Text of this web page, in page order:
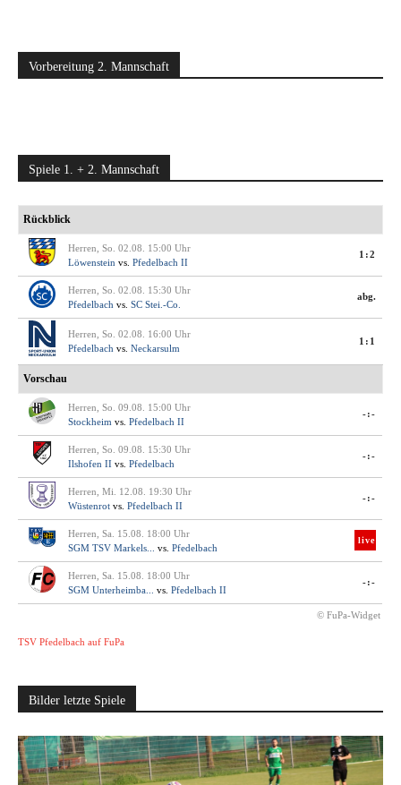
Vorbereitung 2. Mannschaft
Spiele 1. + 2. Mannschaft
Rückblick
Herren, So. 02.08. 15:00 Uhr
Löwenstein vs. Pfedelbach II
1:2
Herren, So. 02.08. 15:30 Uhr
Pfedelbach vs. SC Stei.-Co.
abg.
Herren, So. 02.08. 16:00 Uhr
Pfedelbach vs. Neckarsulm
1:1
Vorschau
Herren, So. 09.08. 15:00 Uhr
Stockheim vs. Pfedelbach II
-:-
Herren, So. 09.08. 15:30 Uhr
Ilshofen II vs. Pfedelbach
-:-
Herren, Mi. 12.08. 19:30 Uhr
Wüstenrot vs. Pfedelbach II
-:-
Herren, Sa. 15.08. 18:00 Uhr
SGM TSV Markels...
vs. Pfedelbach
live
Herren, Sa. 15.08. 18:00 Uhr
SGM Unterheimba...
vs. Pfedelbach II
-:-
© FuPa-Widget
TSV Pfedelbach auf FuPa
Bilder letzte Spiele